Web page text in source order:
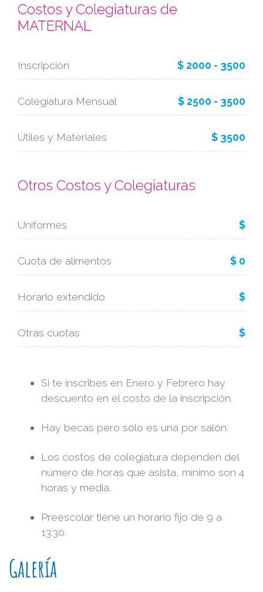
Costos y Colegiaturas de
MATERNAL
Inscripción $ 2000 - 3500
Colegiatura Mensual $ 2500 - 3500
Útiles y Materiales $ 3500
Otros Costos y Colegiaturas
Uniformes $
Cuota de alimentos $ 0
Horario extendido $
Otras cuotas $
Si te inscribes en Enero y Febrero hay
descuento en el costo de la inscripción.
Hay becas pero solo es una por salón.
Los costos de colegiatura dependen del
número de horas que asista, mínimo son 4
horas y media.
Preescolar tiene un horario fijo de 9 a
13:30.
Galería